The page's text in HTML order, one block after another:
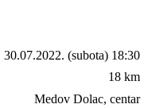
30.07.2022. (subota) 18:30
18 km
Medov Dolac, centar